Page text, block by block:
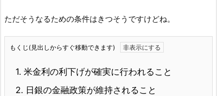
ただそうなるための条件はきつそうですけどね。
もくじ(見出しからすぐ移動できます)
1. 米金利の利下げが確実に行われること
2. 日銀の金融政策が維持されること